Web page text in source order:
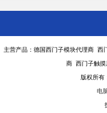
主营产品：德国西门子模块代理商 西
商 西门子触摸
版权所有
电